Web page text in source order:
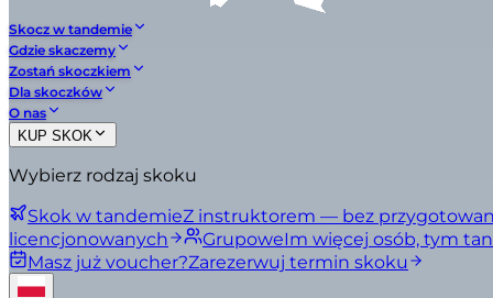
Skocz w tandemie
Gdzie skaczemy
Zostań skoczkiem
Dla skoczków
O nas
KUP SKOK
Wybierz rodzaj skoku
Skok w tandemieZ instruktorem — bez
licencjonowanych
GrupoweIm więcej osób, tym
Masz już voucher?Zarezerwuj termin skoku